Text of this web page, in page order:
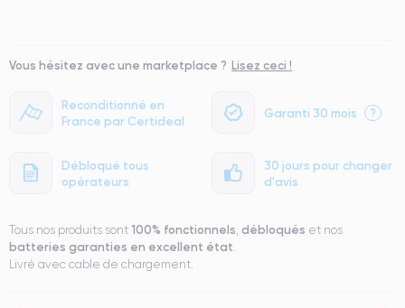
Reconditionné en
France par Certideal
Garanti 30 mois ?
Débloqué tous
opérateurs
30 jours pour changer
d'avis
Vous hésitez avec une marketplace ? Lisez ceci !
Tous nos produits sont 100% fonctionnels, débloqués et nos
batteries garanties en excellent état.
Livré avec cable de chargement.